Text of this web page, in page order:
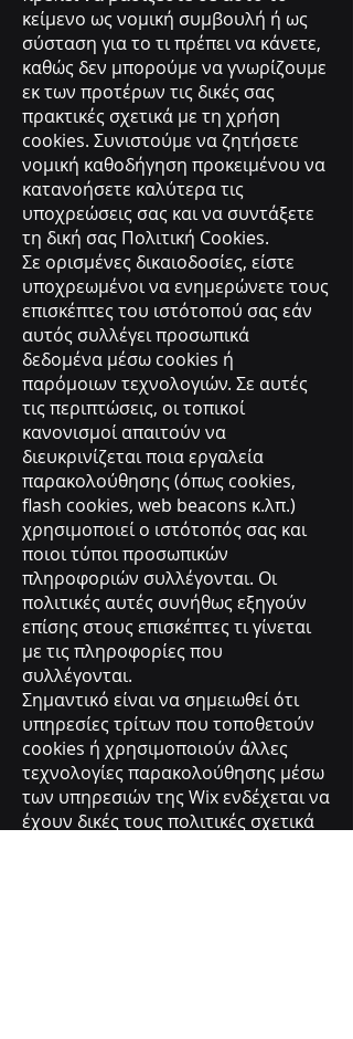
κείμενο ως νομική συμβουλή ή ως
σύσταση για το τι πρέπει να κάνετε,
καθώς δεν μπορούμε να γνωρίζουμε
εκ των προτέρων τις δικές σας
πρακτικές σχετικά με τη χρήση
cookies. Συνιστούμε να ζητήσετε
νομική καθοδήγηση προκειμένου να
κατανοήσετε καλύτερα τις
υποχρεώσεις σας και να συντάξετε
τη δική σας Πολιτική Cookies.
Σε ορισμένες δικαιοδοσίες, είστε
υποχρεωμένοι να ενημερώνετε τους
επισκέπτες του ιστότοπού σας εάν
αυτός συλλέγει προσωπικά
δεδομένα μέσω cookies ή
παρόμοιων τεχνολογιών. Σε αυτές
τις περιπτώσεις, οι τοπικοί
κανονισμοί απαιτούν να
διευκρινίζεται ποια εργαλεία
παρακολούθησης (όπως cookies,
flash cookies, web beacons κ.λπ.)
χρησιμοποιεί ο ιστότοπός σας και
ποιοι τύποι προσωπικών
πληροφοριών συλλέγονται. Οι
πολιτικές αυτές συνήθως εξηγούν
επίσης στους επισκέπτες τι γίνεται
με τις πληροφορίες που
συλλέγονται.
Σημαντικό είναι να σημειωθεί ότι
υπηρεσίες τρίτων που τοποθετούν
cookies ή χρησιμοποιούν άλλες
τεχνολογίες παρακολούθησης μέσω
των υπηρεσιών της Wix ενδέχεται να
έχουν δικές τους πολιτικές σχετικά